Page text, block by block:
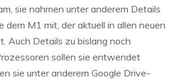
sie nahmen unter anderem Details
M1 mit, der aktuell in allen neuen
Auch Details zu bislang noch
sollen sie entwendet
sie unter anderem Google Drive-